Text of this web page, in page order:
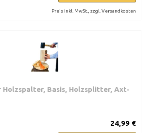
Preis inkl. MwSt., zzgl. Versandkosten
Holzspalter, Basis, Holzsplitter, Axt-
24,99 €